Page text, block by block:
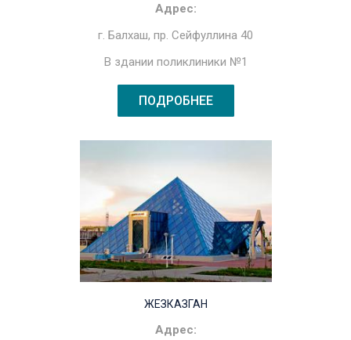
Адрес:
г. Балхаш, пр. Сейфуллина 40
В здании поликлиники №1
ПОДРОБНЕЕ
ЖЕЗКАЗГАН
Адрес: